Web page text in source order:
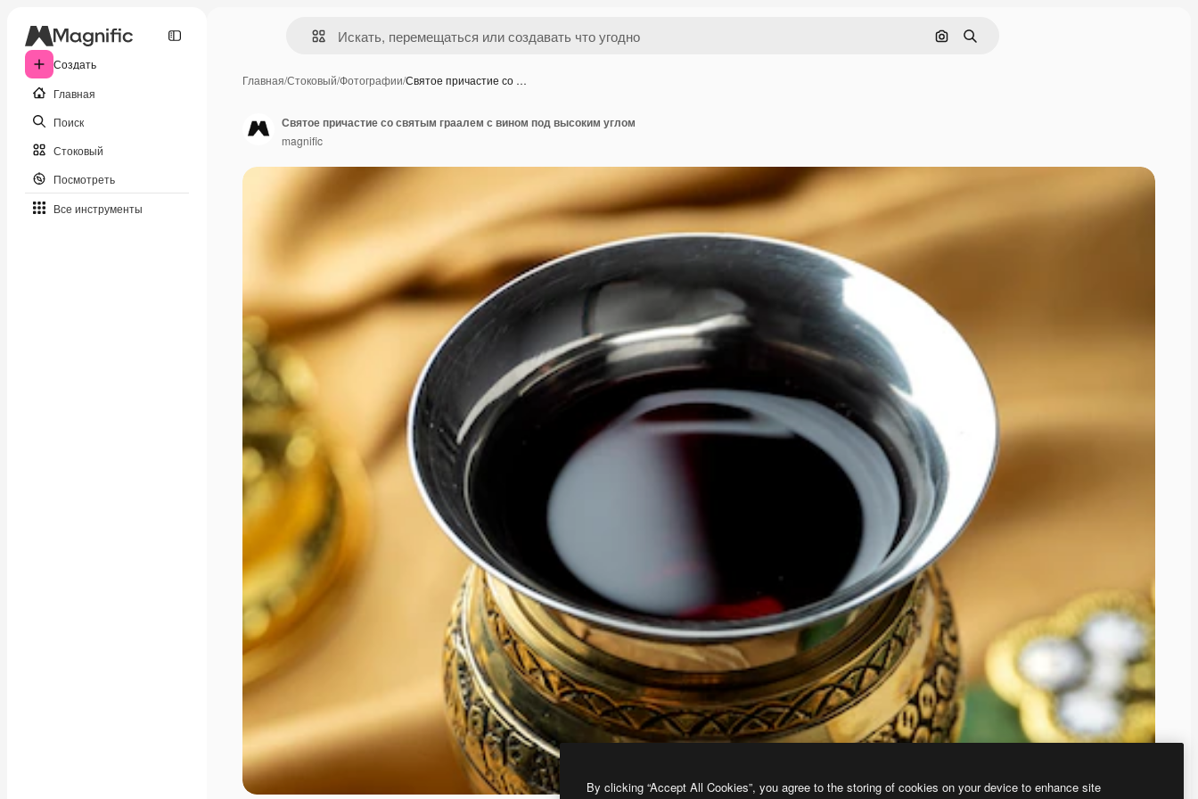
Создать
Главная
Поиск
Стоковый
Посмотреть
Все инструменты
Поиск по изображению
Поиск
Главная/Стоковый/Фотографии/Святое причастие со …
Святое причастие со святым граалем с вином под высоким углом
magnific
By clicking “Accept All Cookies”, you agree to the storing of cookies on your device to enhance site